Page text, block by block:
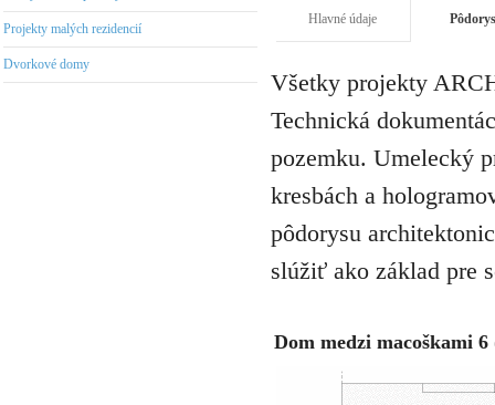
Projekty malých rezidencií
Dvorkové domy
Hlavné údaje
Všetky projekty
Technická
pozemku. Umelecký
kresbách a
pôdorysu
slúžiť ako základ pre
Dom medzi macoškami